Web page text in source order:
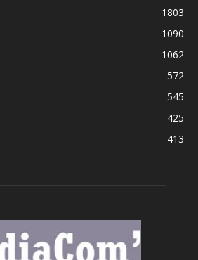
1803
1090
1062
572
545
425
413